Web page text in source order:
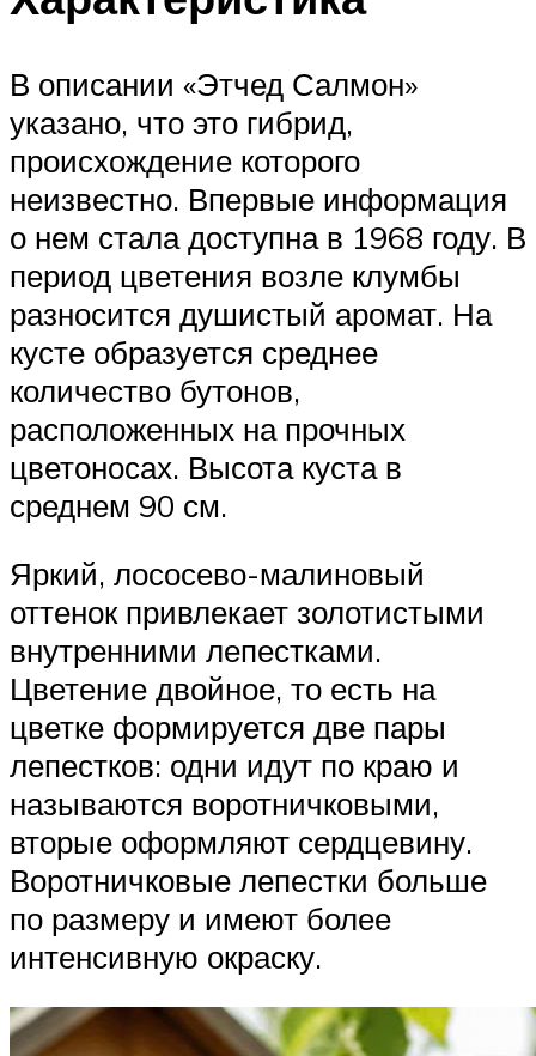
В описании «Этчед Салмон»
указано, что это гибрид,
происхождение которого
неизвестно. Впервые информация
о нем стала доступна в 1968 году. В
период цветения возле клумбы
разносится душистый аромат. На
кусте образуется среднее
количество бутонов,
расположенных на прочных
цветоносах. Высота куста в
среднем 90 см.
Яркий, лососево-малиновый
оттенок привлекает золотистыми
внутренними лепестками.
Цветение двойное, то есть на
цветке формируется две пары
лепестков: одни идут по краю и
называются воротничковыми,
вторые оформляют сердцевину.
Воротничковые лепестки больше
по размеру и имеют более
интенсивную окраску.